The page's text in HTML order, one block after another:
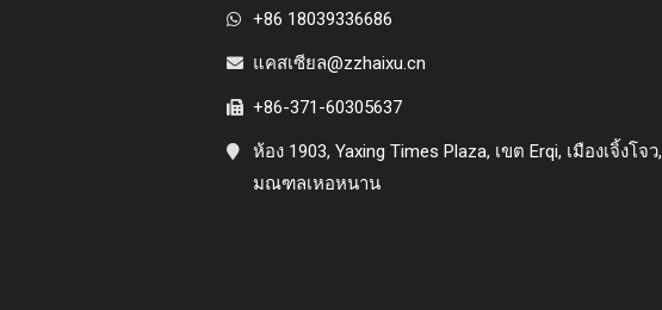
+86 18039336686
แคสเซียล@zzhaixu.cn
+86-371-60305637
ห้อง 1903, Yaxing Times Plaza, เขต Erqi, เมืองเจิ้งโจว,
มณฑลเหอหนาน